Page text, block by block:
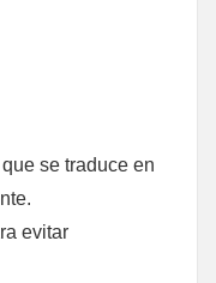
se traduce en
evitar